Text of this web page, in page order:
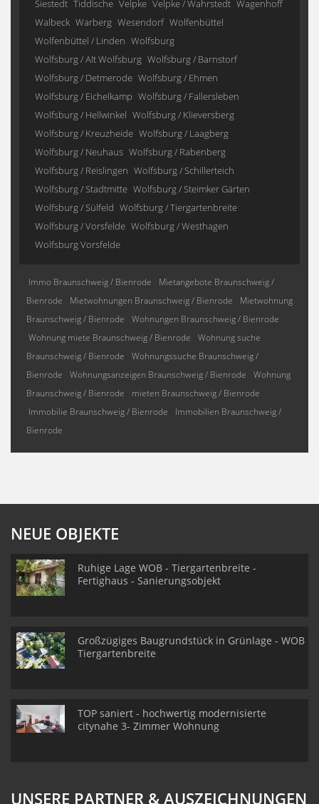
Siestedt Tiddische Velpke Velpke / Wahrstedt Wagenhoff
Walbeck Warberg Wesendorf Wolfenbüttel
Wolfenbüttel / Linden Wolfsburg
Wolfsburg / Alt Wolfsburg Wolfsburg / Barnstorf
Wolfsburg / Detmerode Wolfsburg / Ehmen
Wolfsburg / Eichelkamp Wolfsburg / Fallersleben
Wolfsburg / Hellwinkel Wolfsburg / Klieversberg
Wolfsburg / Kreuzheide Wolfsburg / Laagberg
Wolfsburg / Neuhaus Wolfsburg / Rabenberg
Wolfsburg / Reislingen Wolfsburg / Schillerteich
Wolfsburg / Stadtmitte Wolfsburg / Steimker Gärten
Wolfsburg / Sülfeld Wolfsburg / Tiergartenbreite
Wolfsburg / Vorsfelde Wolfsburg / Westhagen
Wolfsburg Vorsfelde
Immo Braunschweig / Bienrode
Mietangebote Braunschweig /
Bienrode
Mietwohnungen Braunschweig / Bienrode
Mietwohnung
Braunschweig / Bienrode
Wohnungen Braunschweig / Bienrode
Wohnung miete Braunschweig / Bienrode
Wohnung suche
Braunschweig / Bienrode
Wohnungssuche Braunschweig /
Bienrode
Wohnungsanzeigen Braunschweig / Bienrode
Wohnung
Braunschweig / Bienrode
mieten Braunschweig / Bienrode
Immobilie Braunschweig / Bienrode
Immobilien Braunschweig /
Bienrode
NEUE OBJEKTE
Ruhige Lage WOB - Tiergartenbreite -
Fertighaus - Sanierungsobjekt
Großzügiges Baugrundstück in Grünlage - WOB
Tiergartenbreite
TOP saniert - hochwertig modernisierte
citynahe 3- Zimmer Wohnung
UNSERE PARTNER & AUSZEICHNUNGEN